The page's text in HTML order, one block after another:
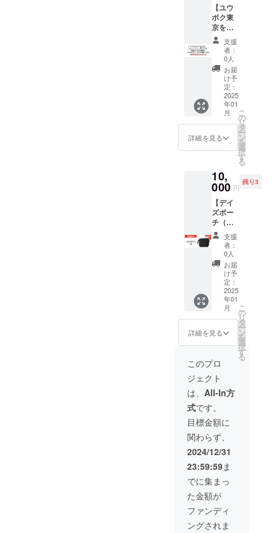
【ユウ
ボク東
京を応
援する
リター
ン ※こ
ちらの
リター
ンに
は、製
品送付
のリ
ターン
は含ま
れてお
支援い
ただい
た皆様
には、
ユウボ
ク東京
より
CAMPF
IREの
メッ
セージ
機能を
通じ
て、御
礼のご
連絡を
させて
す。 い
たご支
援は、
新たな
新製品
展開へ
の開発
費用な
どに利
ていた
だきま
す。
支援
者：
0人
お届
け予
定：
2025
年01
月
詳細を見る
こ
の
リ
タ
ー
ン
を
選
択
す
る
10,
000 円
残り3
【デイ
ズポー
チ（日
本製シ
リー
ズ・ブ
ラック
デュー
ロンタ
プ） 1
点】 ▼
リター
ン紹介
ズポー
チ（日
本製シ
リー
ズ・ブ
ラック
／
デュー
ロンタ
イプ）
を1点、
お届け
いたし
ます。
・一般
販売価
格から
の特価
支援
者：
0人
お届
け予
定：
2025
年01
月
詳細を見る
こ
の
リ
タ
ー
ン
を
選
択
す
る
このプロ
ジェクト
は、 All-In方
式です。
目標金額に
関わらず、
2024/12/31
23:59:59ま
でに集まっ
た金額が
ファンディ
ングされま